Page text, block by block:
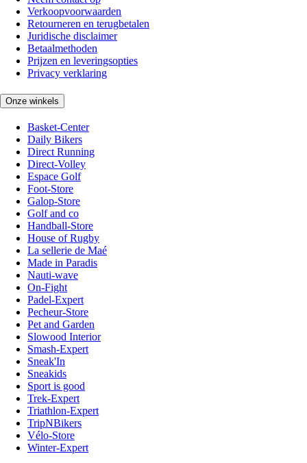
Verkoopvoorwaarden
Retourneren en terugbetalen
Juridische disclaimer
Betaalmethoden
Prijzen en leveringsopties
Privacy verklaring
Onze winkels
Basket-Center
Daily Bikers
Direct Running
Direct-Volley
Espace Golf
Foot-Store
Galop-Store
Golf and co
Handball-Store
House of Rugby
La sellerie de Maé
Made in Paradis
Nauti-wave
On-Fight
Padel-Expert
Pecheur-Store
Pet and Garden
Slowood Interior
Smash-Expert
Sneak'In
Sneakids
Sport is good
Trek-Expert
Triathlon-Expert
TripNBikers
Vélo-Store
Winter-Expert